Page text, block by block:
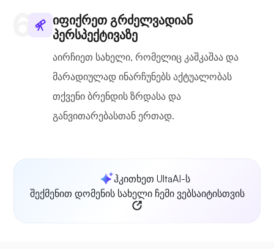
იფიქრეთ გრძელვადიან
პერსპექტივაზე
აირჩიეთ სახელი, რომელიც კაშკაშაა და
მარადიულად ინარჩუნებს აქტუალობას
თქვენი ბრენდის ზრდასა და
განვითარებასთან ერთად.
ჰკითხეთ UltaAI-ს
შექმენით დომენის სახელი ჩემი ვებსაიტისთვის